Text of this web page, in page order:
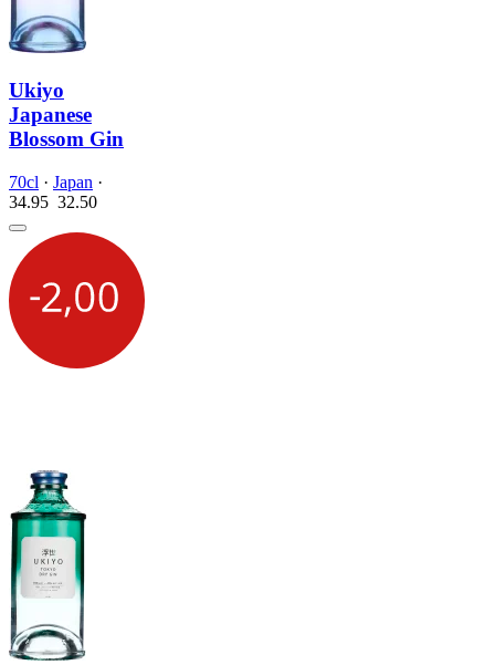
Ukiyo
Japanese
Blossom Gin
70cl · Japan ·
34.95 32.50